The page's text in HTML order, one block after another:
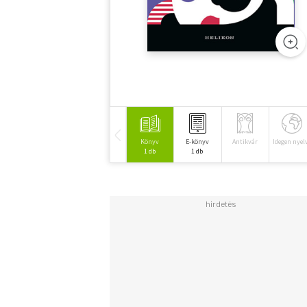
Könyv
1 db
E-könyv
1 db
Antikvár Idegen